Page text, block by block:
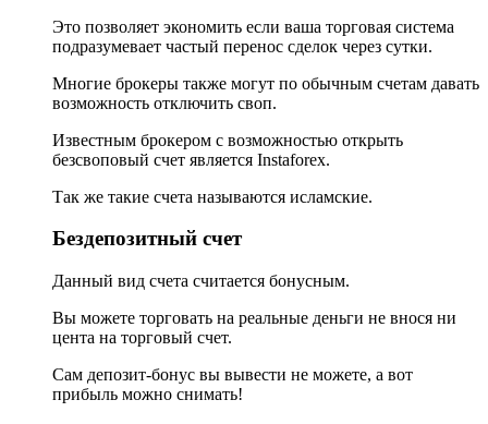
Это позволяет экономить если ваша торговая система
подразумевает частый перенос сделок через сутки.
Многие брокеры также могут по обычным счетам давать
возможность отключить своп.
Известным брокером с возможностью открыть
безсвоповый счет является Instaforex.
Так же такие счета называются исламские.
Бездепозитный счет
Данный вид счета считается бонусным.
Вы можете торговать на реальные деньги не внося ни
цента на торговый счет.
Сам депозит-бонус вы вывести не можете, а вот
прибыль можно снимать!